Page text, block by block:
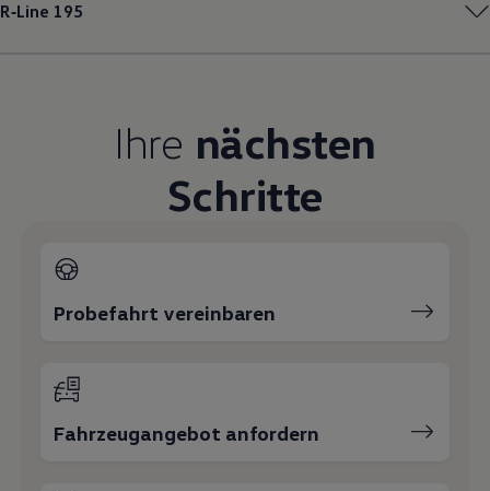
Pannen- und Unfallhilfe
Volkswagen Kundenbetreuung
R‑Line 195
Ihre nächsten
Schritte
Probefahrt vereinbaren
Fahrzeugangebot anfordern